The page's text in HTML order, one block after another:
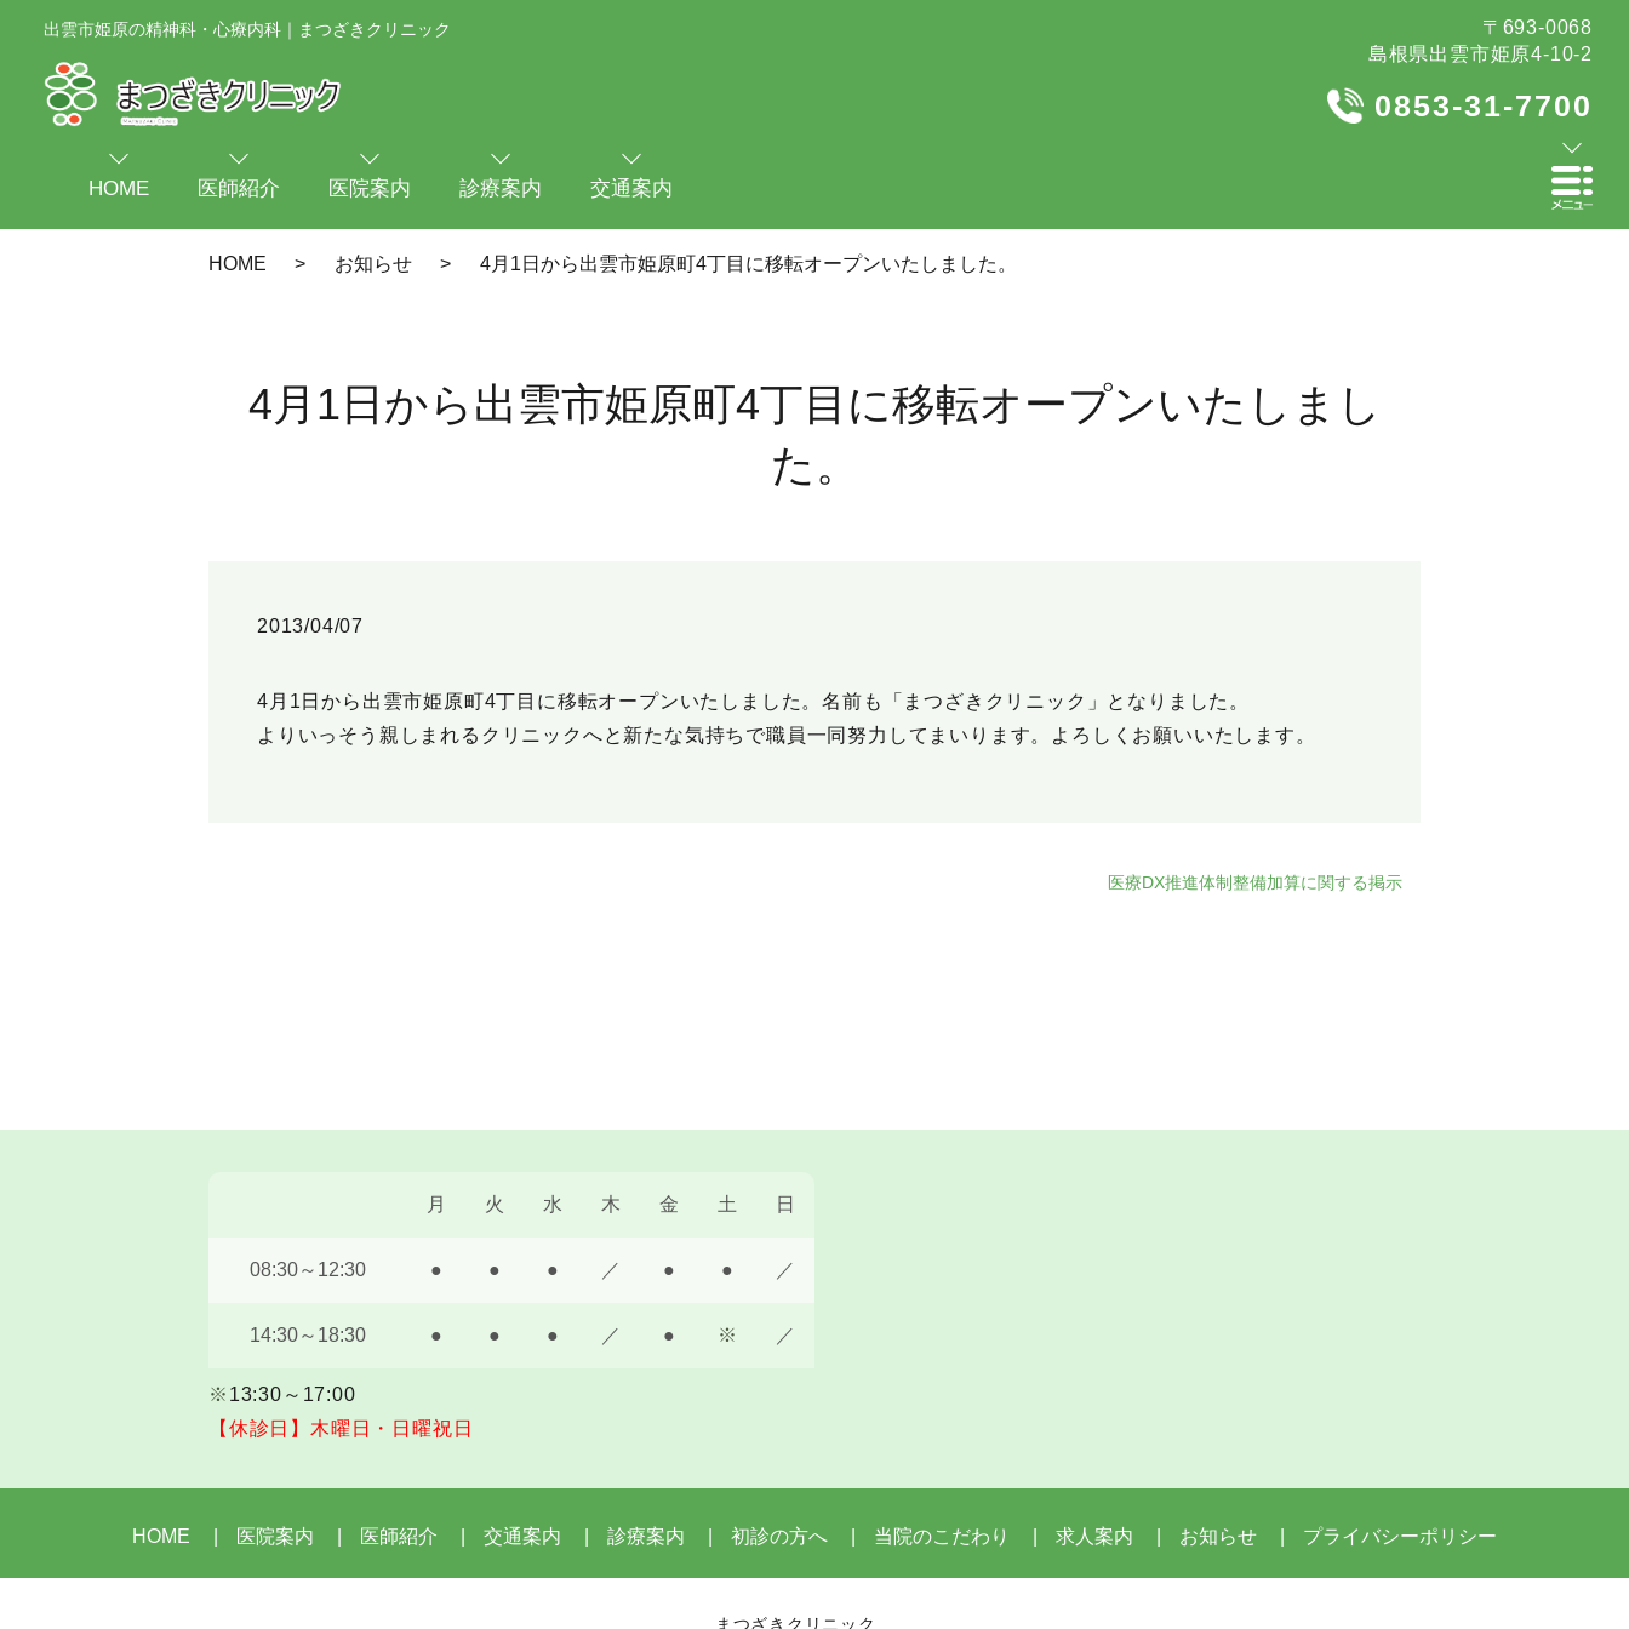
出雲市姫原の精神科・心療内科｜まつざきクリニック
HOME 医師紹介 医院案内 診療案内 交通案内
〒693-0068
島根県出雲市姫原4-10-2
0853-31-7700
HOME お知らせ 4月1日から出雲市姫原町4丁目に移転オープンいたしました。
4月1日から出雲市姫原町4丁目に移転オープンいたしまし
た。
2013/04/07
4月1日から出雲市姫原町4丁目に移転オープンいたしました。名前も「まつざきクリニック」となりました。
よりいっそう親しまれるクリニックへと新たな気持ちで職員一同努力してまいります。よろしくお願いいたします。
医療DX推進体制整備加算に関する掲示
月 火 水 木 金 土 日
08:30～12:30 ● ● ● ／ ● ● ／
14:30～18:30 ● ● ● ／ ● ※ ／
※ 13:30～17:00
【休診日】木曜日・日曜祝日
HOME 医院案内 医師紹介 交通案内 診療案内 初診の方へ 当院のこだわり 求人案内 お知らせ プライバシーポリシー
まつざきクリニック